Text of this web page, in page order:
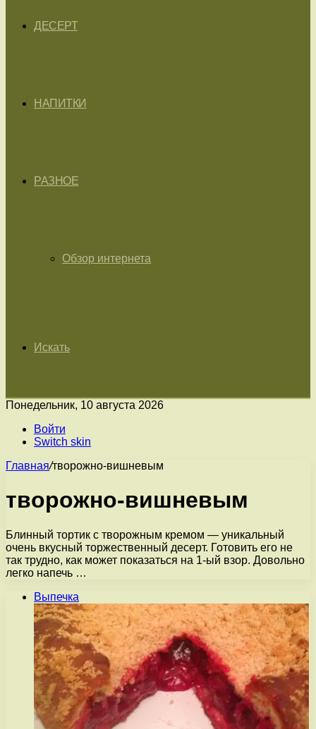
ДЕСЕРТ
НАПИТКИ
РАЗНОЕ
Обзор интернета
Искать
Понедельник, 10 августа 2026
Войти
Switch skin
Главная/творожно-вишневым
творожно-вишневым
Блинный тортик с творожным кремом — уникальный
очень вкусный торжественный десерт. Готовить его не
так трудно, как может показаться на 1-ый взор. Довольно
легко напечь …
Выпечка